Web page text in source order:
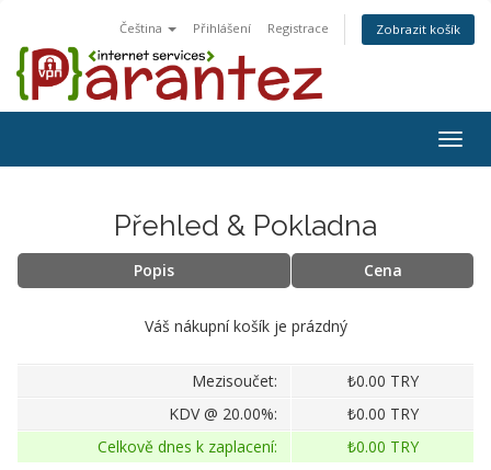
Čeština Přihlášení Registrace Zobrazit košík
Přehled & Pokladna
Popis Cena
Váš nákupní košík je prázdný
Mezisoučet:
₺0.00 TRY
KDV @ 20.00%:
₺0.00 TRY
Celkově dnes k zaplacení:
₺0.00 TRY